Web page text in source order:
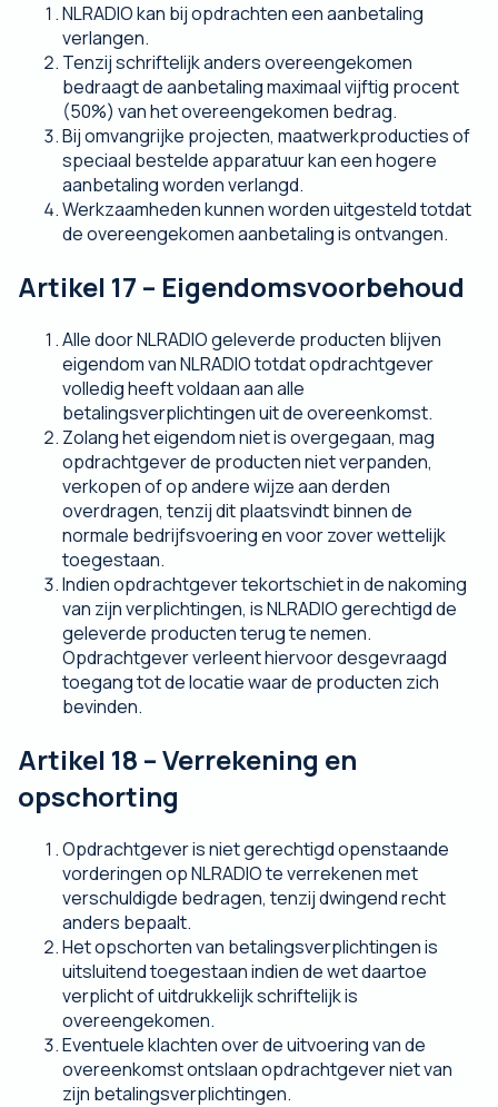
NLRADIO kan bij opdrachten een aanbetaling
verlangen.
Tenzij schriftelijk anders overeengekomen
bedraagt de aanbetaling maximaal vijftig procent
(50%) van het overeengekomen bedrag.
Bij omvangrijke projecten, maatwerkproducties of
speciaal bestelde apparatuur kan een hogere
aanbetaling worden verlangd.
Werkzaamheden kunnen worden uitgesteld totdat
de overeengekomen aanbetaling is ontvangen.
Artikel 17 – Eigendomsvoorbehoud
Alle door NLRADIO geleverde producten blijven
eigendom van NLRADIO totdat opdrachtgever
volledig heeft voldaan aan alle
betalingsverplichtingen uit de overeenkomst.
Zolang het eigendom niet is overgegaan, mag
opdrachtgever de producten niet verpanden,
verkopen of op andere wijze aan derden
overdragen, tenzij dit plaatsvindt binnen de
normale bedrijfsvoering en voor zover wettelijk
toegestaan.
Indien opdrachtgever tekortschiet in de nakoming
van zijn verplichtingen, is NLRADIO gerechtigd de
geleverde producten terug te nemen.
Opdrachtgever verleent hiervoor desgevraagd
toegang tot de locatie waar de producten zich
bevinden.
Artikel 18 – Verrekening en
opschorting
Opdrachtgever is niet gerechtigd openstaande
vorderingen op NLRADIO te verrekenen met
verschuldigde bedragen, tenzij dwingend recht
anders bepaalt.
Het opschorten van betalingsverplichtingen is
uitsluitend toegestaan indien de wet daartoe
verplicht of uitdrukkelijk schriftelijk is
overeengekomen.
Eventuele klachten over de uitvoering van de
overeenkomst ontslaan opdrachtgever niet van
zijn betalingsverplichtingen.